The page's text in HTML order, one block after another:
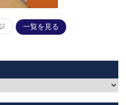
一覧を見る